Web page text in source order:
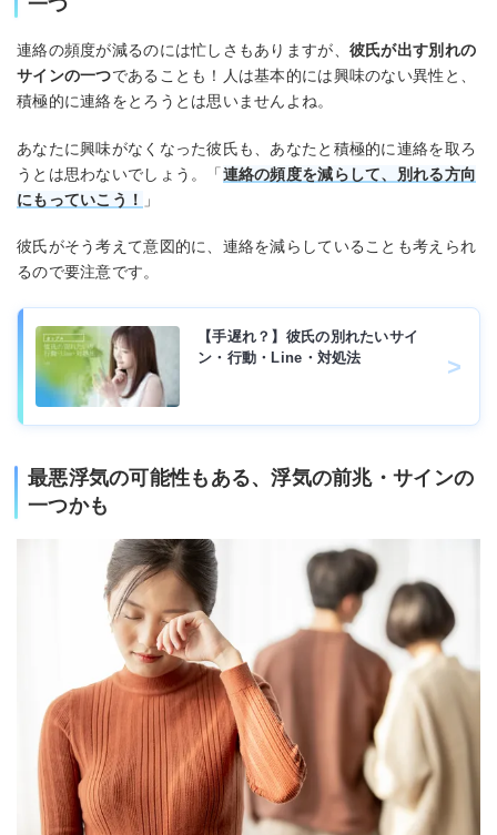
一つ
連絡の頻度が減るのには忙しさもありますが、 彼氏が出す別れの
サインの一つであることも！人は基本的には興味のない異性と、
積極的に連絡をとろうとは思いませんよね。
あなたに興味がなくなった彼氏も、あなたと積極的に連絡を取ろ
うとは思わないでしょう。「連絡の頻度を減らして、別れる方向
にもっていこう！
」
彼氏がそう考えて意図的に、連絡を減らしていることも考えられ
るので要注意です。
【手遅れ？】彼氏の別れたいサイ
ン・行動・Line・対処法
最悪浮気の可能性もある、浮気の前兆・サインの
一つかも